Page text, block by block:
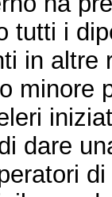
tutti i
in altre
minore
dare